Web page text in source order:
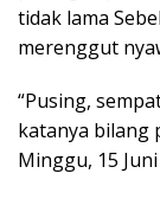
tidak lama
merenggut
“Pusing,
katanya bilang
Minggu, 15 Juni